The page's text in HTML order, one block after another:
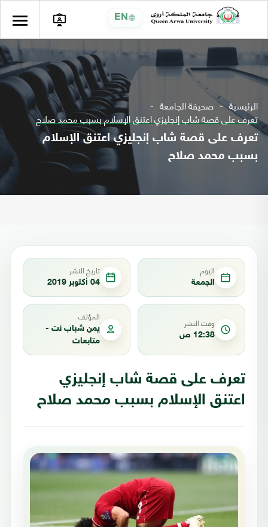
EN
الرئيسية صحيفة الجامعة
تعرف على قصة شاب إنجليزي اعتنق الإسلام بسبب محمد صلاح
تعرف على قصة شاب إنجليزي اعتنق الإسلام
بسبب محمد صلاح
اليوم
الجمعة
تاريخ النشر
04 أكتوبر 2019
وقت النشر
12:38 ص
المؤلف
يمن شباب نت -
متابعات
تعرف على قصة شاب إنجليزي
اعتنق الإسلام بسبب محمد صلاح